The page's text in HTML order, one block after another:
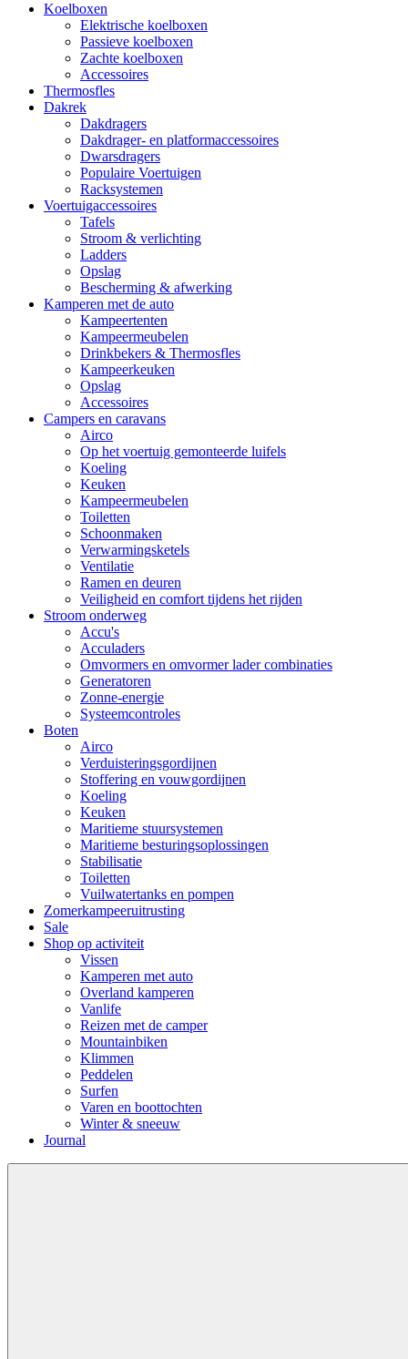
Koelboxen
Elektrische koelboxen
Passieve koelboxen
Zachte koelboxen
Accessoires
Thermosfles
Dakrek
Dakdragers
Dakdrager- en platformaccessoires
Dwarsdragers
Populaire Voertuigen
Racksystemen
Voertuigaccessoires
Tafels
Stroom & verlichting
Ladders
Opslag
Bescherming & afwerking
Kamperen met de auto
Kampeertenten
Kampeermeubelen
Drinkbekers & Thermosfles
Kampeerkeuken
Opslag
Accessoires
Campers en caravans
Airco
Op het voertuig gemonteerde luifels
Koeling
Keuken
Kampeermeubelen
Toiletten
Schoonmaken
Verwarmingsketels
Ventilatie
Ramen en deuren
Veiligheid en comfort tijdens het rijden
Stroom onderweg
Accu's
Acculaders
Omvormers en omvormer lader combinaties
Generatoren
Zonne-energie
Systeemcontroles
Boten
Airco
Verduisteringsgordijnen
Stoffering en vouwgordijnen
Koeling
Keuken
Maritieme stuursystemen
Maritieme besturingsoplossingen
Stabilisatie
Toiletten
Vuilwatertanks en pompen
Zomerkampeeruitrusting
Sale
Shop op activiteit
Vissen
Kamperen met auto
Overland kamperen
Vanlife
Reizen met de camper
Mountainbiken
Klimmen
Peddelen
Surfen
Varen en boottochten
Winter & sneeuw
Journal